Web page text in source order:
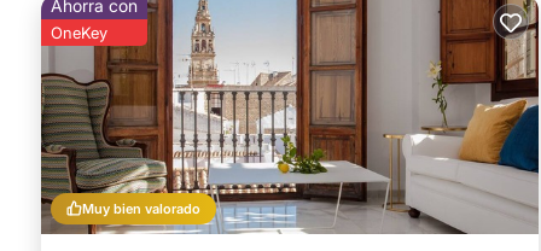
Muy bien valorado
Ahorra con
OneKey